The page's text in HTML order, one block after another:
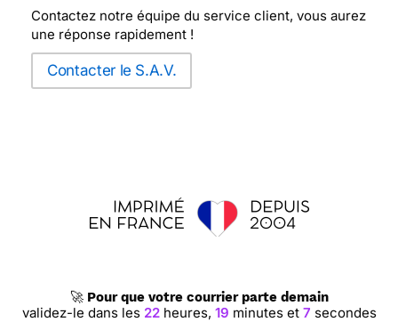
Contactez notre équipe du service client, vous aurez
une réponse rapidement !
Contacter le S.A.V.
🚀 Pour que votre courrier parte demain
validez-le dans les 22heures, 19 minutes et 6 secondes